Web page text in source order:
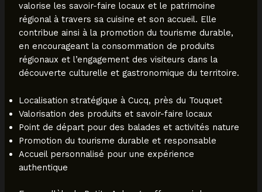
valorise les savoir-faire locaux et le patrimoine
régional à travers sa cuisine et son accueil. Elle
contribue ainsi à la promotion du tourisme durable,
en encourageant la consommation de produits
régionaux et l’engagement des visiteurs dans la
découverte culturelle et gastronomique du territoire.
Localisation stratégique à Cucq, près du Touquet
Valorisation des produits et savoir-faire locaux
Point de départ pour des balades et activités nature
Promotion du tourisme durable et responsable
Accueil personnalisé pour une expérience
authentique